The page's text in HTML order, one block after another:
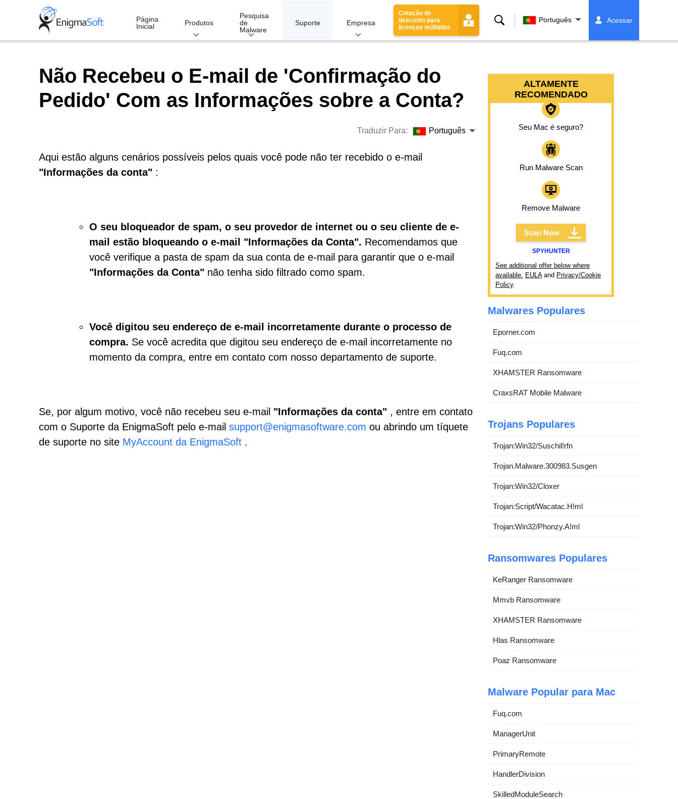
Página
Inicial
Produtos
Pesquisa
de
Malware
Suporte Empresa
Cotação de
desconto para
licenças múltiplas
Buscar Português Acessar
Não Recebeu o E-mail de 'Confirmação do
Pedido' Com as Informações sobre a Conta?
Traduzir Para: Português
Aqui estão alguns cenários possíveis pelos quais você pode não ter recebido o e-mail
"Informações da conta" :
O seu bloqueador de spam, o seu provedor de internet ou o seu cliente de e-
mail estão bloqueando o e-mail "Informações da Conta". Recomendamos que
você verifique a pasta de spam da sua conta de e-mail para garantir que o e-mail
"Informações da Conta" não tenha sido filtrado como spam.
Você digitou seu endereço de e-mail incorretamente durante o processo de
compra. Se você acredita que digitou seu endereço de e-mail incorretamente no
momento da compra, entre em contato com nosso departamento de suporte.
Se, por algum motivo, você não recebeu seu e-mail "Informações da conta" , entre em contato
com o Suporte da EnigmaSoft pelo e-mail support@enigmasoftware.com ou abrindo um tíquete
de suporte no site MyAccount da EnigmaSoft .
ALTAMENTE
RECOMENDADO
Seu Mac é seguro?
Run Malware Scan
Remove Malware
Scan Now
SPYHUNTER
See additional offer below where
available. EULAand Privacy/Cookie
Policy.
Malwares Populares
Eporner.com
Fuq.com
XHAMSTER Ransomware
CraxsRAT Mobile Malware
Trojans Populares
Trojan:Win32/Suschil!rfn
Trojan.Malware.300983.Susgen
Trojan:Win32/Cloxer
Trojan:Script/Wacatac.H!ml
Trojan:Win32/Phonzy.A!ml
Ransomwares Populares
KeRanger Ransomware
Mmvb Ransomware
XHAMSTER Ransomware
Hlas Ransomware
Poaz Ransomware
Malware Popular para Mac
Fuq.com
ManagerUnit
PrimaryRemote
HandlerDivision
SkilledModuleSearch